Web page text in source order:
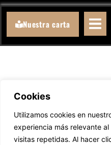
Cookies
Utilizamos cookies en
experiencia más relevante
visitas repetidas. Al hacer
Nuestra carta